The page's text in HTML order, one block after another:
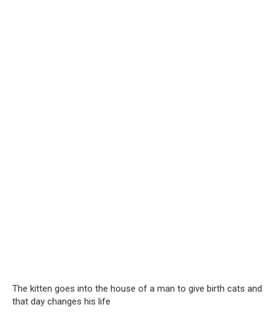
The kitten goes into the house of a man to give birth cats and
that day changes his life